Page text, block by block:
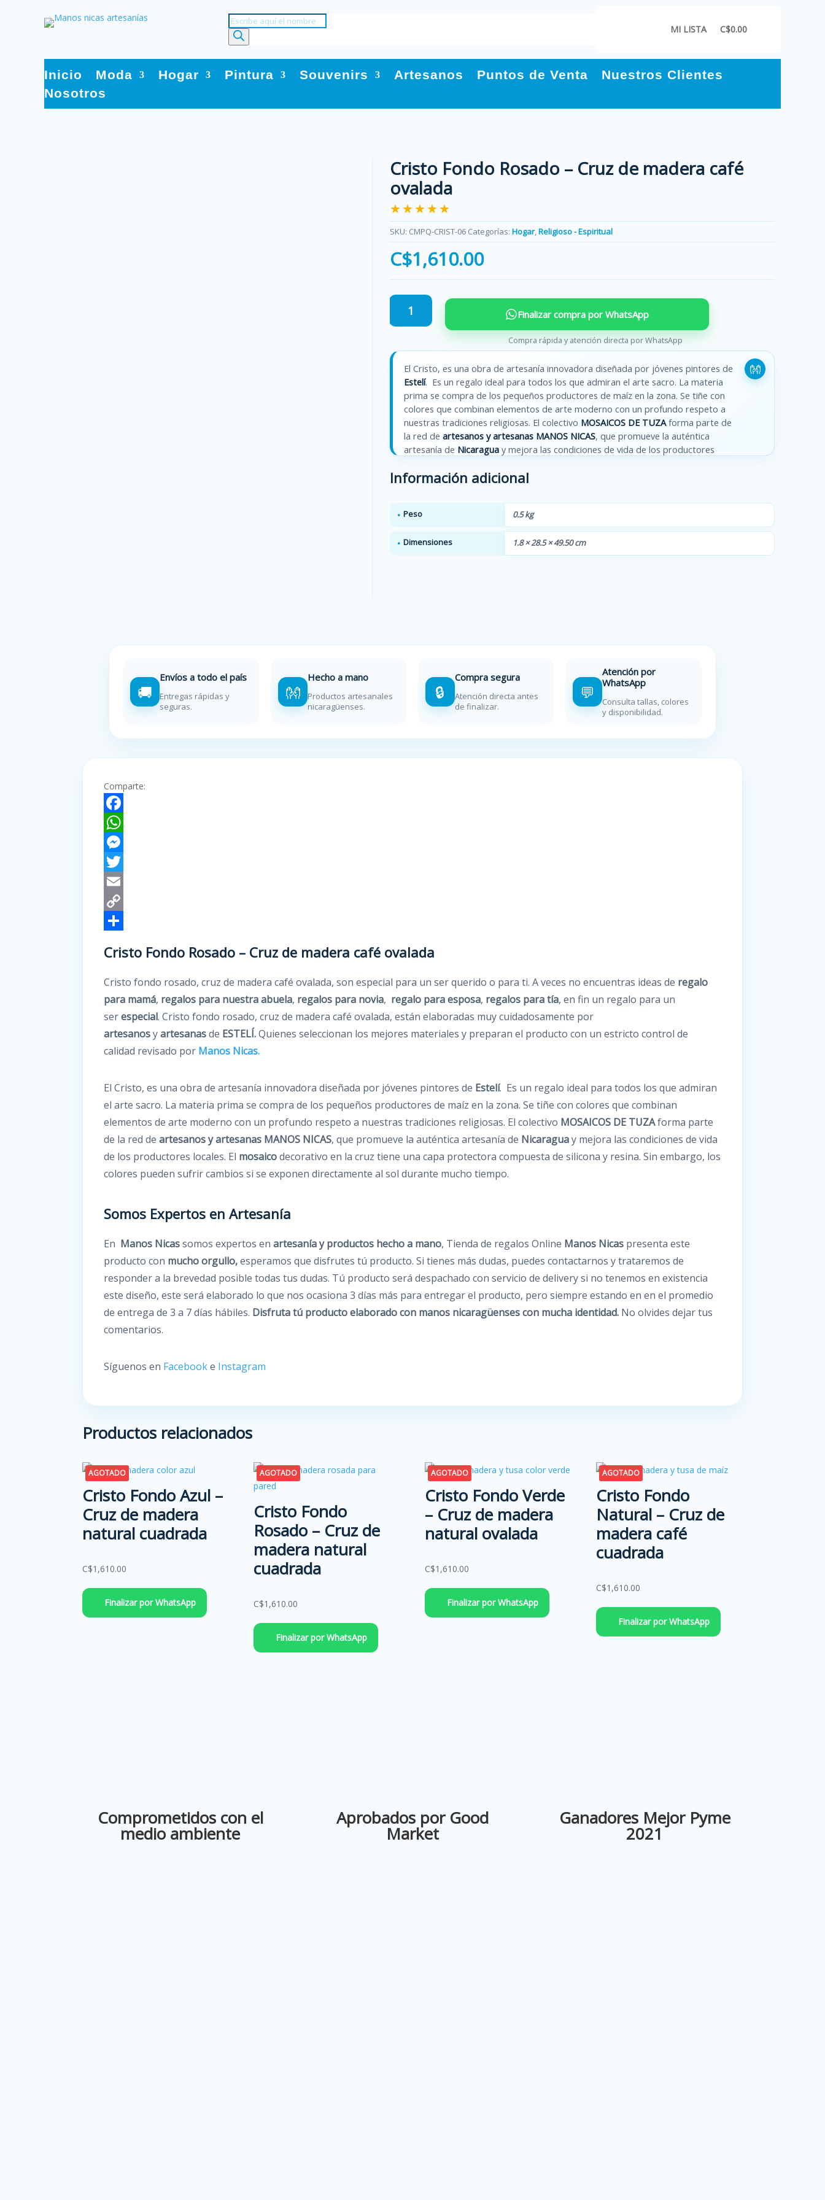
Búsqueda
de
productos
MI LISTA C$0.00
Inicio Moda Hogar Pintura Souvenirs Artesanos Puntos de Venta
Nuestros Clientes
Nosotros
Cristo Fondo Rosado – Cruz de madera café
ovalada
★★★★★
SKU: CMPQ-CRIST-06 Categorías: Hogar,Religioso - Espiritual
C$1,610.00
Cristo
Fondo
Rosado
Cruz
madera
café
ovalada
cantidad
Finalizar compra por WhatsApp
Compra rápida y atención directa por WhatsApp
El Cristo, es una obra de artesanía innovadora diseñada por jóvenes pintores de
Estelí. Es un regalo ideal para todos los que admiran el arte sacro. La materia
prima se compra de los pequeños productores de maíz en la zona. Se tiñe con
colores que combinan elementos de arte moderno con un profundo respeto a
nuestras tradiciones religiosas. El colectivo MOSAICOS DE TUZAforma parte de
la red de artesanos y artesanas MANOS NICAS, que promueve la auténtica
artesanía de Nicaraguay mejora las condiciones de vida de los productores
silicona y resina. Sin embargo, los colores pueden sufrir cambios si se exponen
Información adicional
Peso 0.5 kg
Dimensiones 1.8 × 28.5 × 49.50 cm
🚚
Envíos a todo el país
Entregas rápidas y
seguras.
👐
Hecho a mano
Productos artesanales
nicaragüenses.
🔒
Compra segura
Atención directa antes
de finalizar.
💬
Atención por
WhatsApp
Consulta tallas, colores
y disponibilidad.
Comparte:
F
a
c
e
b
o
k
W
h
a
t
s
p
p
M
e
s
s
n
g
e
r
T
w
t
e
r
E
m
i
l
C
p
y
L
i
n
k
o
m
p
a
r
t
Cristo Fondo Rosado – Cruz de madera café ovalada
Cristo fondo rosado, cruz de madera café ovalada, son especial para un ser querido o para ti. A veces no encuentras ideas de regalo
para mamá, regalos para nuestra abuela, regalos para novia, regalo para esposa, regalos para tía, en fin un regalo para un
serespecial. Cristo fondo rosado, cruz de madera café ovalada, están elaboradas muy cuidadosamente por
artesanosyartesanasde ESTELÍ.Quienes seleccionan los mejores materiales y preparan el producto con un estricto control de
calidad revisado por Manos Nicas.
El Cristo, es una obra de artesanía innovadora diseñada por jóvenes pintores de Estelí. Es un regalo ideal para todos los que admiran
el arte sacro. La materia prima se compra de los pequeños productores de maíz en la zona. Se tiñe con colores que combinan
elementos de arte moderno con un profundo respeto a nuestras tradiciones religiosas. El colectivo MOSAICOS DE TUZAforma parte
de la red deartesanos y artesanas MANOS NICAS, que promueve la auténtica artesanía de Nicaraguay mejora las condiciones de vida
de los productores locales. El mosaicodecorativo en la cruz tiene una capa protectora compuesta de silicona y resina. Sin embargo, los
colores pueden sufrir cambios si se exponen directamente al sol durante mucho tiempo.
Somos Expertos en Artesanía
En Manos Nicassomos expertos enartesanía y productos hecho a mano, Tienda de regalos Online Manos Nicas presenta este
producto con mucho orgullo,esperamos que disfrutes tú producto. Si tienes más dudas, puedes contactarnos y trataremos de
responder a la brevedad posible todas tus dudas. Tú producto será despachado con servicio de delivery si no tenemos en existencia
este diseño, este será elaborado lo que nos ocasiona 3 días más para entregar el producto, pero siempre estando en en el promedio
de entrega de 3 a 7 días hábiles. Disfruta tú producto elaborado con manos nicaragüenses con mucha identidad. No olvides dejar tus
comentarios.
Síguenos en Facebooke Instagram
Productos relacionados
AGOTADO
Cristo Fondo Azul –
Cruz de madera
natural cuadrada
C$1,610.00
Finalizar por WhatsApp
AGOTADO
Cristo Fondo
Rosado – Cruz de
madera natural
cuadrada
C$1,610.00
Finalizar por WhatsApp
AGOTADO
Cristo Fondo Verde
– Cruz de madera
natural ovalada
C$1,610.00
Finalizar por WhatsApp
AGOTADO
Cristo Fondo
Natural – Cruz de
madera café
cuadrada
C$1,610.00
Finalizar por WhatsApp
Comprometidos con el
medio ambiente
Aprobados por Good
Market
Ganadores Mejor Pyme
2021